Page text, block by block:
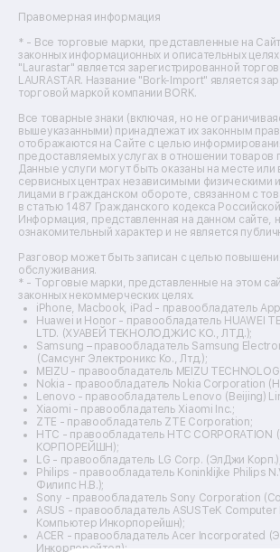
Ремонт фенов
Ремонт цифровых биноклей
Ремонт тепловизоров
Ремонт массажных кресел
Ремонт водонагревателей
Ремонт вытяжек
Ремонт источников бесперебойного
Ремонт пароварок
Ремонт микшерных пультов
Ремонт dj-пультов
Ремонт кухонных плит
Ремонт стедикамов
Ремонт оптических прицелов
Ремонт электровелосипедов
Ремонт видеокамер
Ремонт эхолотов
Ремонт 3d-принтеров
Ремонт прицелов ночного видения
Ремонт винных шкафов
Ремонт выпрямителей
Ремонт сушилок для рук
Ремонт дальномеров
Ремонт снегоуборщиков
Правомерная информация
* - Все торговые марки, представленные на
законных информационных и описательных
"Laurastar" является зарегистрированной
LAURASTAR. Название "Bork-Import" является
торговой маркой компании BORK.
Все товарные знаки (включая, но не
вышеуказанными) принадлежат их законным
отображаются на Сайте с целью
предоставляемых услугах в отношении товаров
Данные услуги могут быть оказаны на месте или
сервисных центрах независимыми физическими
лицами в гражданском обороте, связанном с
в статью 1487 Гражданского кодекса
Информация, представленная на данном сайте,
ознакомительный характер и не является
Разговор может быть записан с целью
обслуживания.
* - Торговые марки, представленные на этом
законных некоммерческих целях.
iPhone, Macbook, iPad - правообладатель
Huawei и Honor - правообладатель HUAWEI
LTD. (ХУАВЕЙ ТЕКНОЛОДЖИС КО., ЛТД.);
Samsung – правообладатель Samsung
(Самсунг Электроникс Ко., Лтд.);
MEIZU - правообладатель MEIZU
Nokia - правообладатель Nokia Corporation
Lenovo - правообладатель Lenovo (Beijing)
Xiaomi - правообладатель Xiaomi Inc.;
ZTE - правообладатель ZTE Corporation;
HTC - правообладатель HTC
КОРПОРЕЙШН);
LG - правообладатель LG Corp. (ЭлДжи Корп.);
Philips - правообладатель Koninklijke Philips
Филипс Н.В.);
Sony - правообладатель Sony Corporation
ASUS - правообладатель ASUSTeK Computer
Компьютер Инкорпорейшн);
ACER - правообладатель Acer Incorporated
Инкорпорейтед);